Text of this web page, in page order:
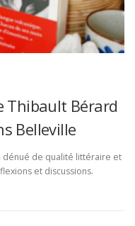
Thibault Bérard
Belleville
dénué de qualité littéraire et
et discussions.